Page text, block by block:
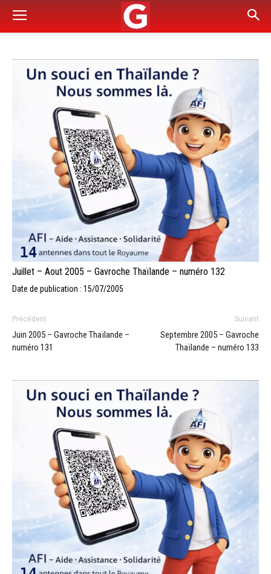
Juillet – Aout 2005 – Gavroche Thaïlande – numéro 132
Date de publication : 15/07/2005
Précédent
Juin 2005 – Gavroche Thaïlande –
numéro 131
Suivant
Septembre 2005 – Gavroche
Thaïlande – numéro 133